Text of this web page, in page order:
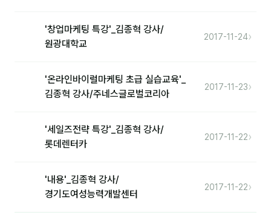
재무·계약
트렌드 리포트
'창업마케팅 특강'_김종혁 강사/
원광대학교
2017-11-24›
'온라인바이럴마케팅 초급 실습교육'_
김종혁 강사/주네스글로벌코리아
2017-11-23›
'세일즈전략 특강'_김종혁 강사/
롯데렌터카
2017-11-22›
'내용'_김종혁 강사/
경기도여성능력개발센터
2017-11-22›